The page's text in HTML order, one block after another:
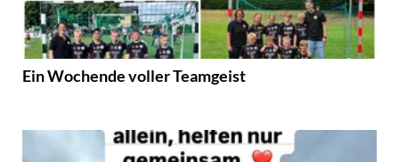
Ein Wochende voller Teamgeist